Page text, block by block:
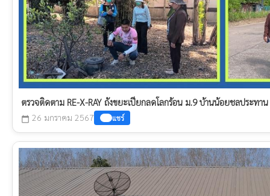
ตรวจติดตาม RE-X-RAY ถังขยะเปียกลดโลกร้อน ม.9 บ้านน้อยชลประทาน
calendar_today 26 มกราคม 2567 แชร์